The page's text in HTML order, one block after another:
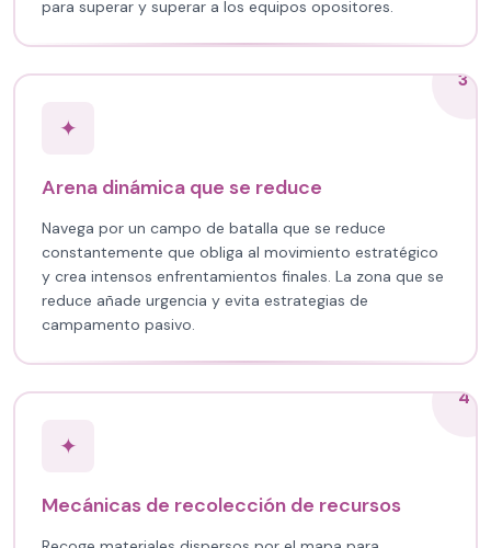
para superar y superar a los equipos opositores.
3
✦
Arena dinámica que se reduce
Navega por un campo de batalla que se reduce
constantemente que obliga al movimiento estratégico
y crea intensos enfrentamientos finales. La zona que se
reduce añade urgencia y evita estrategias de
campamento pasivo.
4
✦
Mecánicas de recolección de recursos